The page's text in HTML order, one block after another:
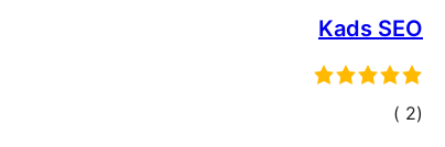
Kads SEO
(2
إجمالي)